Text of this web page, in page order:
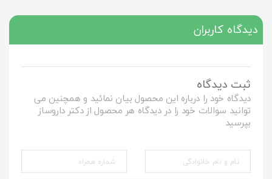
دیدگاه کاربران
ثبت دیدگاه
دیدگاه خود را درباره این محصول بیان نمائید و همچنین می
توانید سوالات خود را در دیدگاه هر محصول از دکتر داروساز
بپرسید